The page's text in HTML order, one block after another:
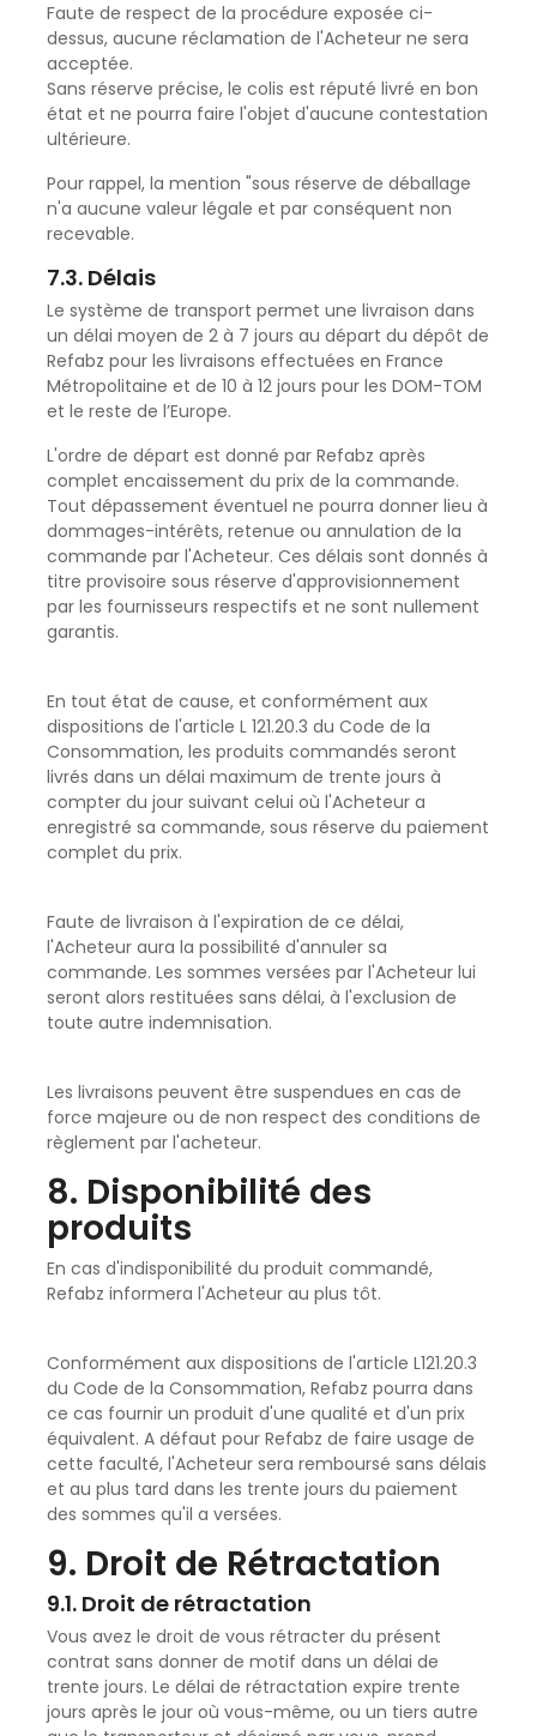
Faute de respect de la procédure exposée ci-
dessus, aucune réclamation de l'Acheteur ne sera
acceptée.
Sans réserve précise, le colis est réputé livré en bon
état et ne pourra faire l'objet d'aucune contestation
ultérieure.
Pour rappel, la mention "sous réserve de déballage
n'a aucune valeur légale et par conséquent non
recevable.
7.3. Délais
Le système de transport permet une livraison dans
un délai moyen de 2 à 7 jours au départ du dépôt de
Refabz pour les livraisons effectuées en France
Métropolitaine et de 10 à 12 jours pour les DOM-TOM
et le reste de l’Europe.
L'ordre de départ est donné par Refabz après
complet encaissement du prix de la commande.
Tout dépassement éventuel ne pourra donner lieu à
dommages-intérêts, retenue ou annulation de la
commande par l'Acheteur. Ces délais sont donnés à
titre provisoire sous réserve d'approvisionnement
par les fournisseurs respectifs et ne sont nullement
garantis.
En tout état de cause, et conformément aux
dispositions de l'article L 121.20.3 du Code de la
Consommation, les produits commandés seront
livrés dans un délai maximum de trente jours à
compter du jour suivant celui où l'Acheteur a
enregistré sa commande, sous réserve du paiement
complet du prix.
Faute de livraison à l'expiration de ce délai,
l'Acheteur aura la possibilité d'annuler sa
commande. Les sommes versées par l'Acheteur lui
seront alors restituées sans délai, à l'exclusion de
toute autre indemnisation.
Les livraisons peuvent être suspendues en cas de
force majeure ou de non respect des conditions de
règlement par l'acheteur.
8. Disponibilité des
produits
En cas d'indisponibilité du produit commandé,
Refabz informera l'Acheteur au plus tôt.
Conformément aux dispositions de l'article L121.20.3
du Code de la Consommation, Refabz pourra dans
ce cas fournir un produit d'une qualité et d'un prix
équivalent. A défaut pour Refabz de faire usage de
cette faculté, l'Acheteur sera remboursé sans délais
et au plus tard dans les trente jours du paiement
des sommes qu'il a versées.
9. Droit de Rétractation
9.1. Droit de rétractation
Vous avez le droit de vous rétracter du présent
contrat sans donner de motif dans un délai de
trente jours. Le délai de rétractation expire trente
jours après le jour où vous-même, ou un tiers autre